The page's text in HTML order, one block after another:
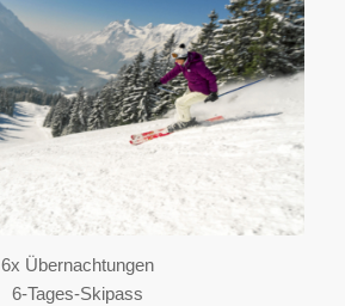
6x Übernachtungen
6-Tages-Skipass